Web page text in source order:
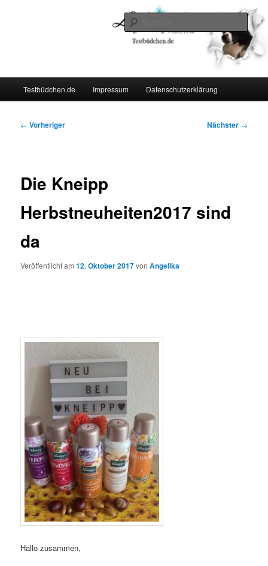
Testbüdchen.de Impressum Datenschutzerklärung
Beitragsnavigation
← Vorheriger Nächster →
Die Kneipp
Herbstneuheiten2017 sind
da
Veröffentlicht am12. Oktober 2017vonAngelika
Hallo zusammen,